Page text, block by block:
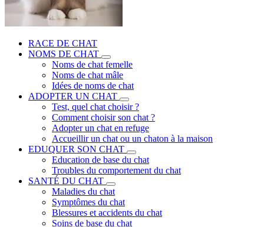
RACE DE CHAT
NOMS DE CHAT
Noms de chat femelle
Noms de chat mâle
Idées de noms de chat
ADOPTER UN CHAT
Test, quel chat choisir ?
Comment choisir son chat ?
Adopter un chat en refuge
Accueillir un chat ou un chaton à la maison
EDUQUER SON CHAT
Education de base du chat
Troubles du comportement du chat
SANTÉ DU CHAT
Maladies du chat
Symptômes du chat
Blessures et accidents du chat
Soins de base du chat